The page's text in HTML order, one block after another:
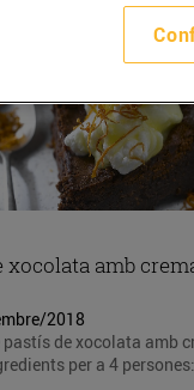
xocolata amb
2018
pastís de xocolata amb
per a 4 persones: